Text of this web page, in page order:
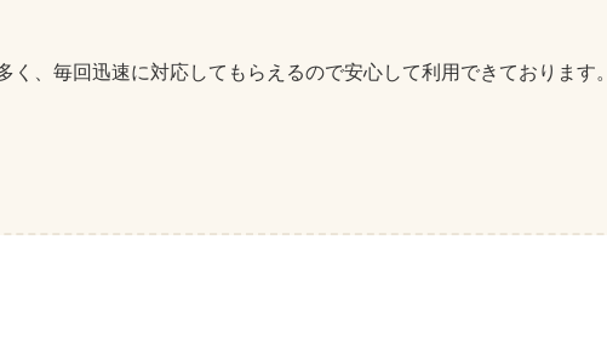
、毎回迅速に対応してもらえるので安心して利用できております。